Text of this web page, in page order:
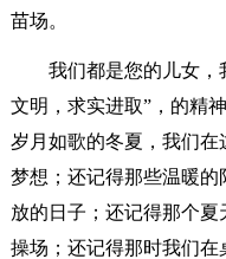
苗场。
我们都是您的儿女，
文明，求实进取”，的精
岁月如歌的冬夏，我们
梦想；还记得那些温暖
放的日子；还记得那个
操场；还记得那时我们